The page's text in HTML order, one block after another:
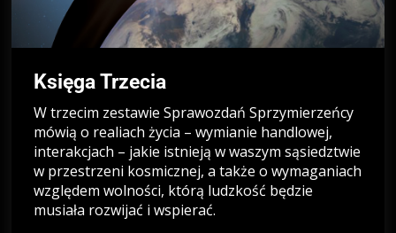
Księga Trzecia
W trzecim zestawie Sprawozdań Sprzymierzeńcy
mówią o realiach życia – wymianie handlowej,
interakcjach – jakie istnieją w waszym sąsiedztwie
w przestrzeni kosmicznej, a także o wymaganiach
względem wolności, którą ludzkość będzie
musiała rozwijać i wspierać.